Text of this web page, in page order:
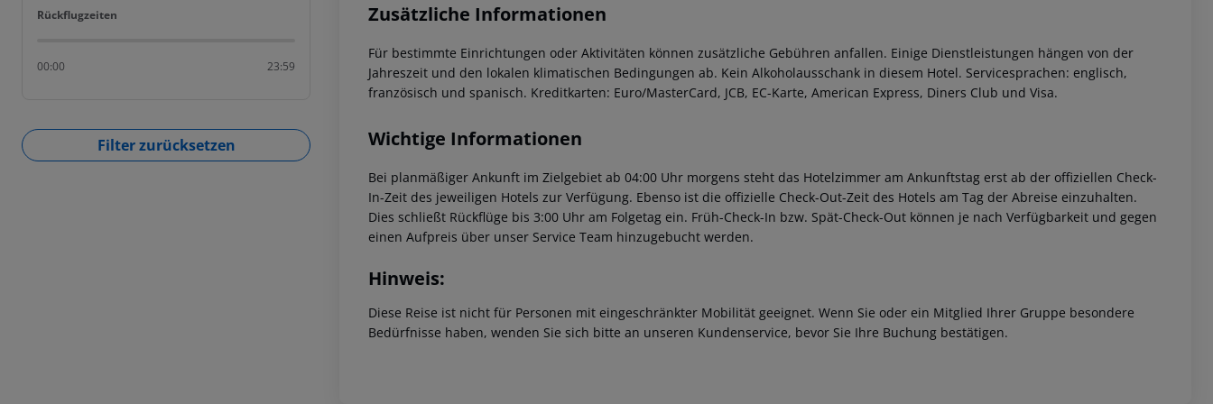
Rückflugzeiten
Rückflugzeiten
00:00 23:59
Filter zurücksetzen
Zusätzliche Informationen
Für bestimmte Einrichtungen oder Aktivitäten können zusätzliche Gebühren anfallen. Einige Dienstleistungen hängen von der
Jahreszeit und den lokalen klimatischen Bedingungen ab. Kein Alkoholausschank in diesem Hotel. Servicesprachen: englisch,
französisch und spanisch. Kreditkarten: Euro/MasterCard, JCB, EC-Karte, American Express, Diners Club und Visa.
Wichtige Informationen
Bei planmäßiger Ankunft im Zielgebiet ab 04:00 Uhr morgens steht das Hotelzimmer am Ankunftstag erst ab der offiziellen Check-
In-Zeit des jeweiligen Hotels zur Verfügung. Ebenso ist die offizielle Check-Out-Zeit des Hotels am Tag der Abreise einzuhalten.
Dies schließt Rückflüge bis 3:00 Uhr am Folgetag ein. Früh-Check-In bzw. Spät-Check-Out können je nach Verfügbarkeit und gegen
einen Aufpreis über unser Service Team hinzugebucht werden.
Hinweis:
Diese Reise ist nicht für Personen mit eingeschränkter Mobilität geeignet. Wenn Sie oder ein Mitglied Ihrer Gruppe besondere
Bedürfnisse haben, wenden Sie sich bitte an unseren Kundenservice, bevor Sie Ihre Buchung bestätigen.